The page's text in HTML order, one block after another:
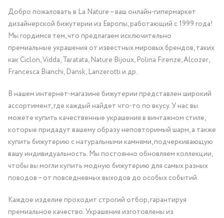
Добро пожаловать в La Nature – ваш онлайн-гипермаркет
дизайнерской бижутерии из Европы, работающий с 1999 года!
Мы гордимся тем, что предлагаем исключительно
премиальные украшения от известных мировых брендов, таких
как Ciclon, Vidda, Taratata, Nature Bijoux, Polina Firenze, Alcozer,
Francesca Bianchi, Dansk, Lanzerotti и др.
В нашем интернет-магазине бижутерии представлен широкий
ассортимент, где каждый найдет что-то по вкусу. У нас вы
можете купить качественные украшения в винтажном стиле,
которые придадут вашему образу неповторимый шарм, а также
купить бижутерию с натуральными камнями, подчеркивающую
вашу индивидуальность. Мы постоянно обновляем коллекции,
чтобы вы могли купить модную бижутерию для самых разных
поводов – от повседневных выходов до особых событий.
Каждое изделие проходит строгий отбор, гарантируя
премиальное качество. Украшения изготовлены из